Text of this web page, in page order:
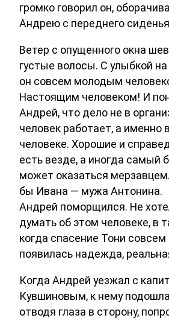
громко говорил он,
Андрею с переднего
Ветер с опущенного окна
густые волосы. С улыбкой на
он совсем молодым
Настоящим человеком! И
Андрей, что дело не в
человек работает, а именно
человеке. Хорошие и
есть везде, а иногда самый
может оказаться
бы Ивана — мужа Антонина.
Андрей поморщился. Не
думать об этом человеке, в
когда спасение Тони совсем
появилась надежда,
Когда Андрей уезжал с
Кувшиновым, к нему
отводя глаза в сторону,